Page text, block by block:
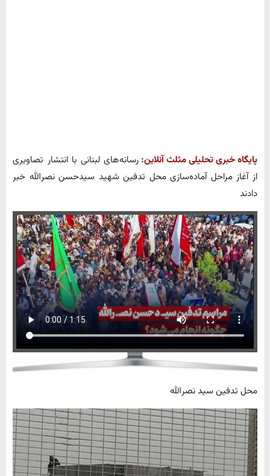
پایگاه خبری تحلیلی مثلث آنلاین: رسانه‌های لبنانی با انتشار تصاویری
از آغاز مراحل آماده‌سازی محل تدفین شهید سیدحسن نصرالله خبر
دادند
محل تدفین سید نصرالله